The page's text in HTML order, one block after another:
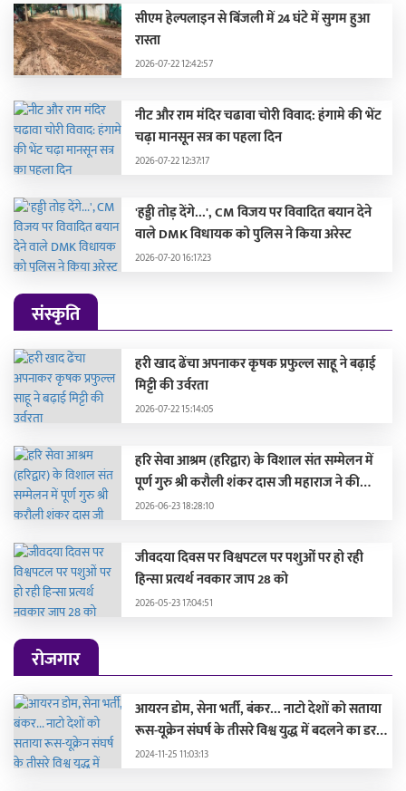
सीएम हेल्पलाइन से बिंजली में 24 घंटे में सुगम हुआ
रास्ता
2026-07-22 12:42:57
नीट और राम मंदिर चढावा चोरी विवाद: हंगामे की भेंट
चढ़ा मानसून सत्र का पहला दिन
2026-07-22 12:37:17
'हड्डी तोड़ देंगे...', CM विजय पर विवादित बयान देने
वाले DMK विधायक को पुलिस ने किया अरेस्ट
2026-07-20 16:17:23
संस्कृति
हरी खाद ढेंचा अपनाकर कृषक प्रफुल्ल साहू ने बढ़ाई
मिट्टी की उर्वरता
2026-07-22 15:14:05
हरि सेवा आश्रम (हरिद्वार) के विशाल संत सम्मेलन में
पूर्ण गुरु श्री करौली शंकर दास जी महाराज ने की
सहभागिता, मुख्यमंत्री और दिग्गज संतों द्वारा हुए
2026-06-23 18:28:10
जीवदया दिवस पर विश्वपटल पर पशुओं पर हो रही
हिन्सा प्रत्यर्थ नवकार जाप 28 को
2026-05-23 17:04:51
रोजगार
आयरन डोम, सेना भर्ती, बंकर... नाटो देशों को सताया
रूस-यूक्रेन संघर्ष के तीसरे विश्व युद्ध में बदलने का डर,
लड़ाई की तैयारी में जुटे
2024-11-25 11:03:13